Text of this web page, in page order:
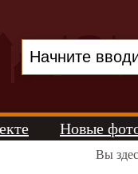
Новые
Вы